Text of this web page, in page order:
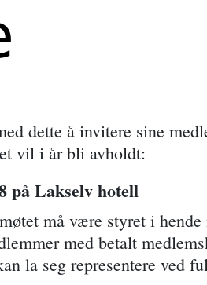
dette å invitere sine
vil i år bli avholdt:
på Lakselv hotell
må være styret i
med betalt
la seg representere ved